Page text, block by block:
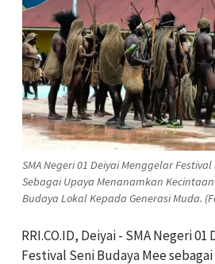
SMA Negeri 01 Deiyai Menggelar
Sebagai Upaya Menanamkan
Budaya Lokal Kepada Generasi Muda.
RRI.CO.ID, Deiyai - SMA Negeri
Festival Seni Budaya Mee